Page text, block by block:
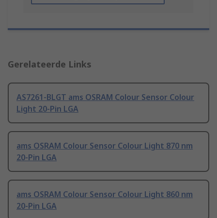
Gerelateerde Links
AS7261-BLGT ams OSRAM Colour Sensor Colour
Light 20-Pin LGA
ams OSRAM Colour Sensor Colour Light 870 nm
20-Pin LGA
ams OSRAM Colour Sensor Colour Light 860 nm
20-Pin LGA